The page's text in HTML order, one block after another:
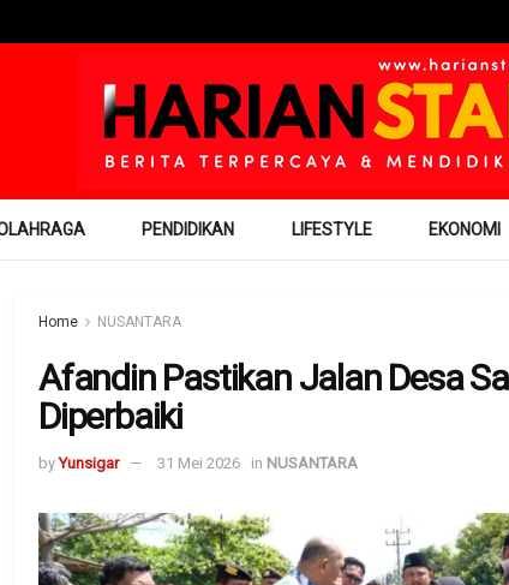
PENDIDIKAN LIFESTYLE EKONOMI
Home NUSANTARA
Afandin Pastikan Jalan Desa
Diperbaiki
by Yunsigar 31 Mei 2026 in NUSANTARA